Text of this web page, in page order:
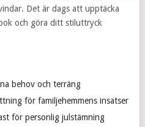
Det är dags att upptäcka
och göra ditt stiluttryck
behov och terräng
för familjehemmens insatser
för personlig julstämning